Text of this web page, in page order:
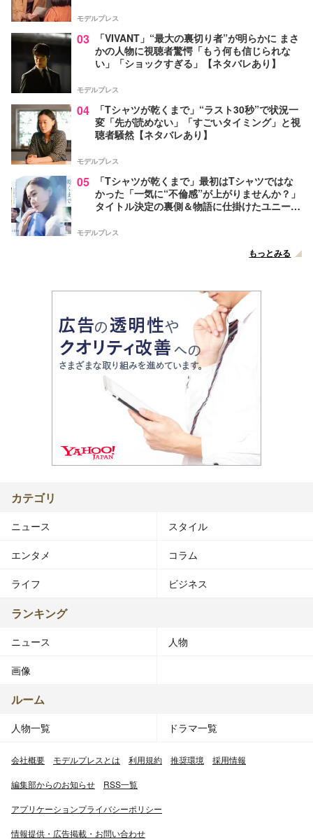
モデルプレス
03
「VIVANT」“最大の裏切り者”が明らかに まさ
かの人物に視聴者驚愕「もう何も信じられな
い」「ショックすぎる」【ネタバレあり】
モデルプレス
04
「Tシャツが乾くまで」“ラスト30秒”で状況一
変「先が読めない」「すごいタイミング」と視
聴者騒然【ネタバレあり】
モデルプレス
05
「Tシャツが乾くまで」最初はTシャツではな
かった「一気に“不倫感”が上がりませんか？」
タイトル決定の裏側＆物語に仕掛けたユニーク
モデルプレス
もっとみる
カテゴリ
ニュース スタイル
エンタメ コラム
ライフ ビジネス
ランキング
ニュース 人物
画像
ルーム
人物一覧 ドラマ一覧
会社概要 モデルプレスとは 利用規約 推奨環境 採用情報
編集部からのお知らせ RSS一覧
アプリケーションプライバシーポリシー
情報提供・広告掲載・お問い合わせ